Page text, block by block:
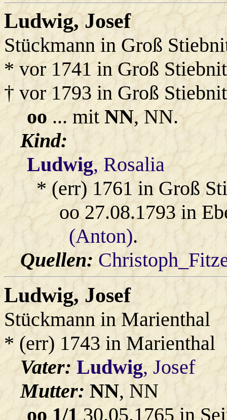
Ludwig, Josef
Stückmann in Groß
* vor 1741 in Groß
† vor 1793 in Groß
oo... mitNN, NN.
Kind:
Ludwig, Rosalia
* (err) 1761 in Groß
oo 27.08.1793 in
(Anton).
Quellen:
Ludwig, Josef
Stückmann in Marienthal
* (err) 1743 in Marienthal
Vater:Ludwig, Josef
Mutter:NN, NN
oo 1/130.05.1765 in